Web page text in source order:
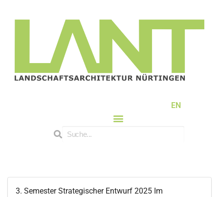
EN
3. Semester Strategischer Entwurf 2025 Im